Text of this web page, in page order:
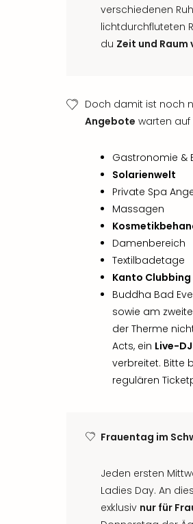
verschiedenen
lichtdurchfluteten
du Zeit und Raum
Doch damit ist noch
Angebote warten auf
Gastronomie &
Solarienwelt
Private Spa
Massagen
Damenbereich
Textilbadetage
Kanto Clubbing
Buddha Bad
sowie am
der Therme
Acts, ein Live-DJ
verbreitet. Bitte
regulären
Frauentag im
Jeden ersten
Ladies Day. An
exklusiv nur für